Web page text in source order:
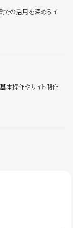
での活用を深めるイ
本操作やサイト制作